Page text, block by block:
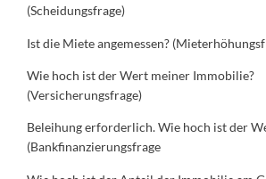
(Scheidungsfrage)
Ist die Miete angemessen?
Wie hoch ist der Wert meiner Immobilie?
(Versicherungsfrage)
Beleihung erforderlich. Wie hoch ist der
(Bankfinanzierungsfrage